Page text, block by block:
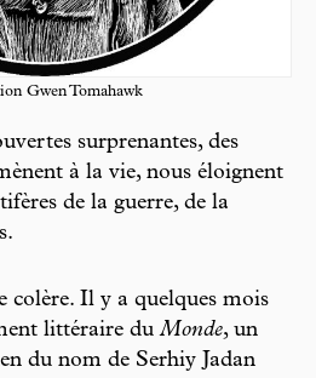
Gwen Tomahawk
surprenantes, des
à la vie, nous éloignent
de la guerre, de la
colère. Il y a quelques mois
littéraire duMonde, un
du nom de Serhiy Jadan